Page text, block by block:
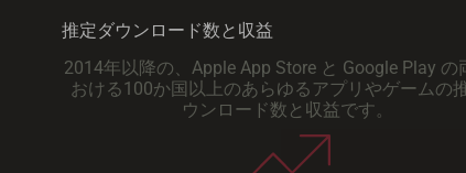
推定ダウンロード数と収益
2014年以降の、Apple App Store と Google Play の
おける100か国以上のあらゆるアプリやゲームの
ウンロード数と収益です。